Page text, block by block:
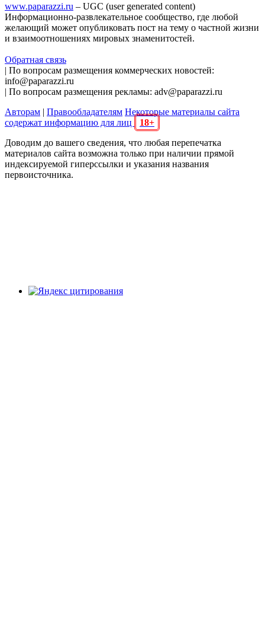
www.paparazzi.ru – UGC (user generated content)
Информационно-развлекательное сообщество, где любой
желающий может опубликовать пост на тему о частной жизни
и взаимоотношениях мировых знаменитостей.
Обратная связь
| По вопросам размещения коммерческих новостей:
info@paparazzi.ru
| По вопросам размещения рекламы: adv@paparazzi.ru
Авторам | Правообладателям Некоторые материалы сайта
содержат информацию для лиц
18+
Доводим до вашего сведения, что любая перепечатка
материалов сайта возможна только при наличии прямой
индексируемой гиперссылки и указания названия
первоисточника.